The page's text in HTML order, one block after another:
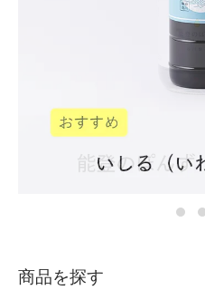
商品を探す